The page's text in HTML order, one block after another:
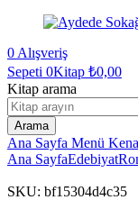
0 Alışveriş
Sepeti 0Kitap ₺0,00
Kitap arama
Arama
Ana Sayfa Menü
Ana SayfaEdebiyat
SKU: bf15304d4c35